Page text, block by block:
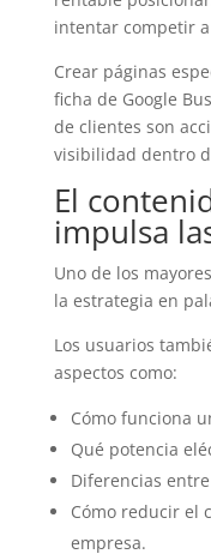
intentar competir
Crear páginas
ficha de Google
de clientes son
visibilidad dentro
El
impulsa
Uno de los
la estrategia en
Los usuarios
aspectos como:
Cómo funciona
Qué potencia
Diferencias
Cómo reducir el
empresa.